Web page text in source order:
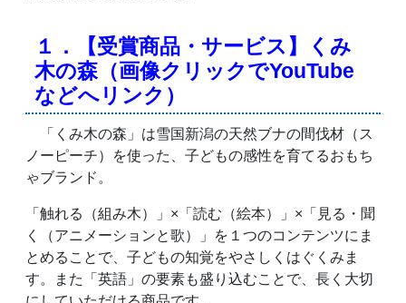
１．【受賞商品・サービス】くみ
木の森（画像クリックでYouTube
などへリンク）
「くみ木の森」は雪国新潟の天然ブナの間伐材（ス
ノーピーチ）を使った、子どもの感性を育てるおもち
ゃブランド。
「触れる（組み木）」×「読む（絵本）」×「見る・聞
く（アニメーションと歌）」を１つのコンテンツにま
とめることで、子どもの知覚をやさしくはぐくみま
す。また「英語」の要素も盛り込むことで、長く大切